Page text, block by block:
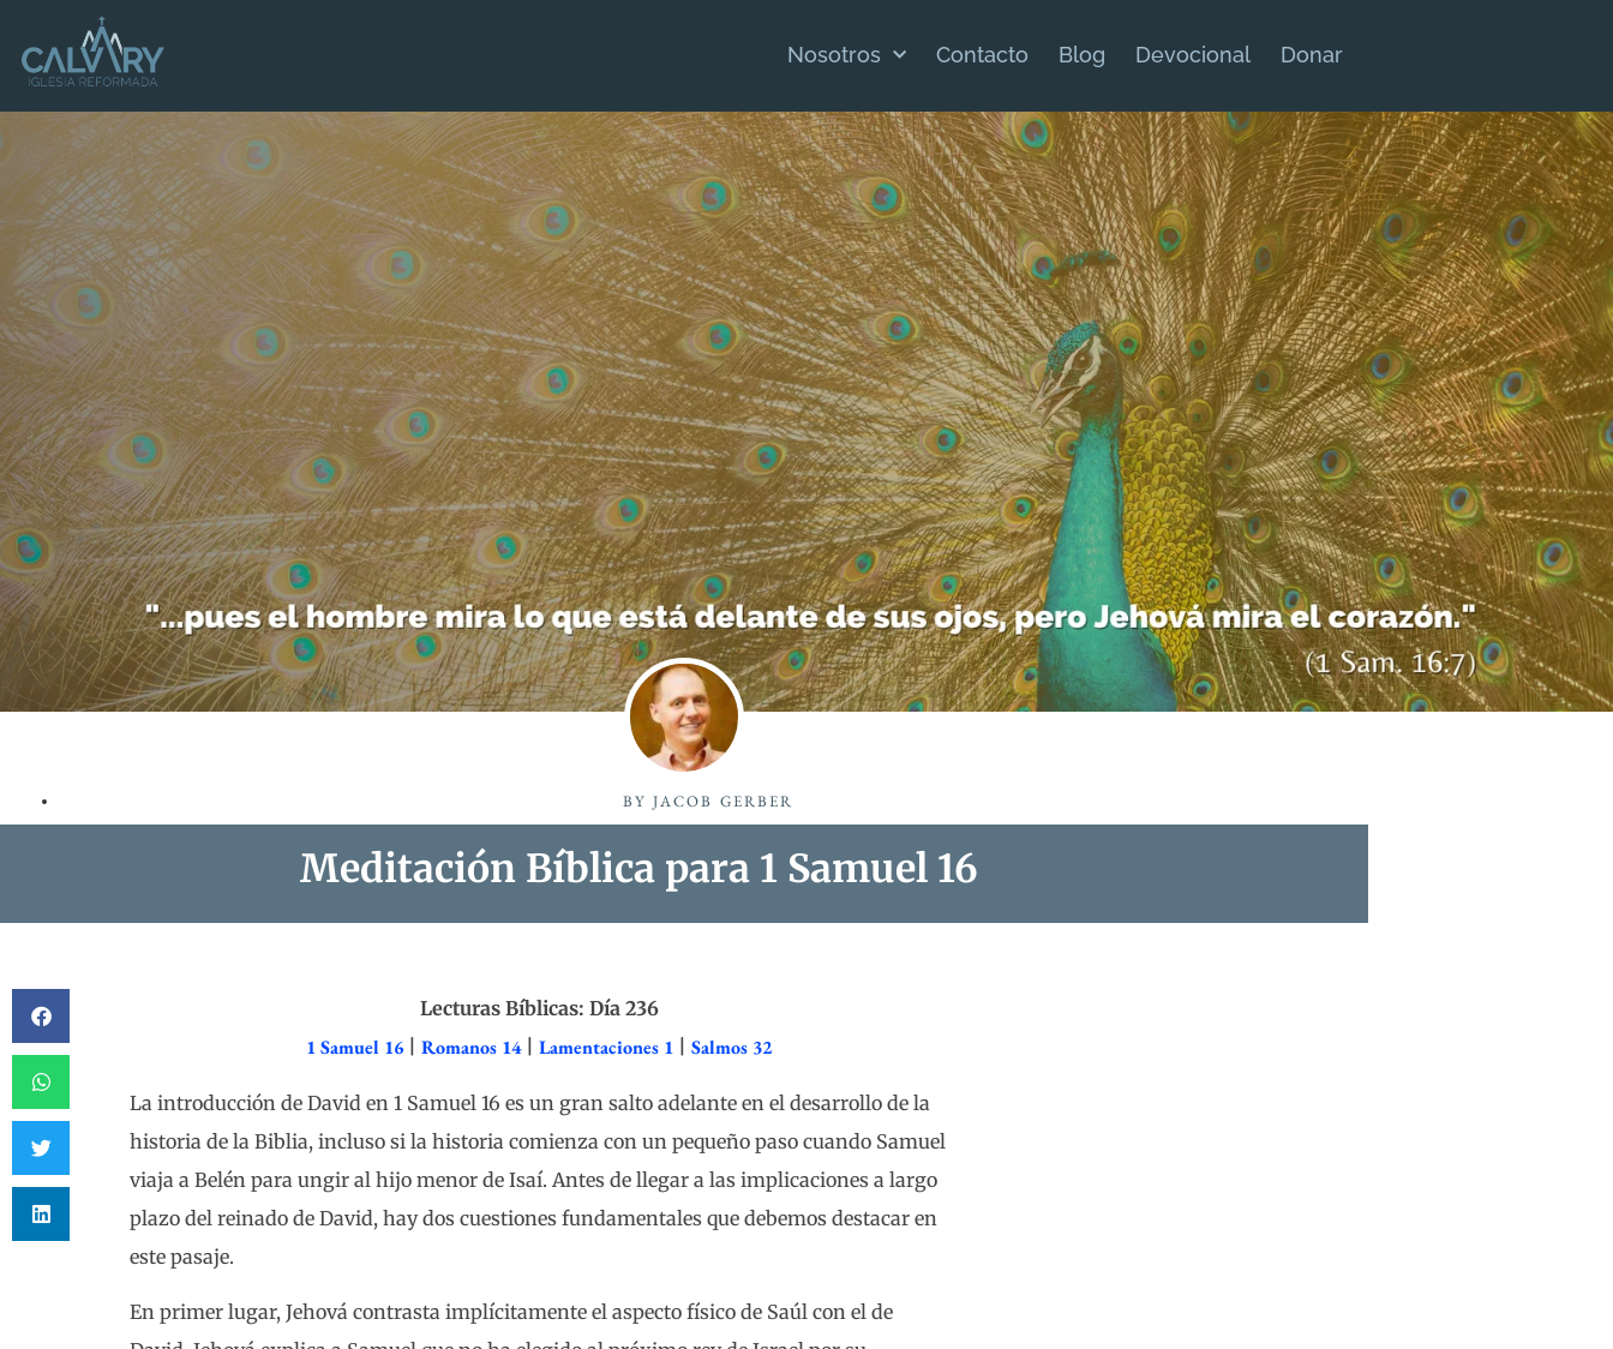
Nosotros Contacto Blog Devocional Donar
BY JACOB GERBER
Meditación Bíblica para 1 Samuel 16
Lecturas Bíblicas: Día 236
1 Samuel 16 Romanos 14| Lamentaciones 1 Salmos 32
La introducción de David en 1 Samuel 16 es un gran salto adelante en el desarrollo de la
historia de la Biblia, incluso si la historia comienza con un pequeño paso cuando Samuel
viaja a Belén para ungir al hijo menor de Isaí. Antes de llegar a las implicaciones a largo
plazo del reinado de David, hay dos cuestiones fundamentales que debemos destacar en
este pasaje.
En primer lugar, Jehová contrasta implícitamente el aspecto físico de Saúl con el de